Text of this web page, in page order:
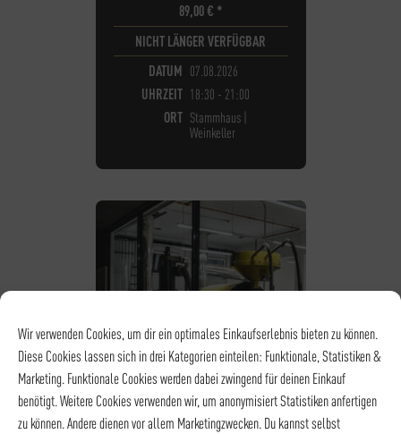
Wir verwenden Cookies, um dir ein optimales Einkaufserlebnis bieten zu können.
Diese Cookies lassen sich in drei Kategorien einteilen: Funktionale, Statistiken &
Marketing. Funktionale Cookies werden dabei zwingend für deinen Einkauf
benötigt. Weitere Cookies verwenden wir, um anonymisiert Statistiken anfertigen
zu können. Andere dienen vor allem Marketingzwecken. Du kannst selbst
89,00€ *
NICHT LÄNGER VERFÜGBAR
DATUM 07.08.2026
UHRZEIT 18:30 - 21:00
ORT Stammhaus |
Weinkeller
KAFFEE - RÖSTEREIFÜHRUNGEN